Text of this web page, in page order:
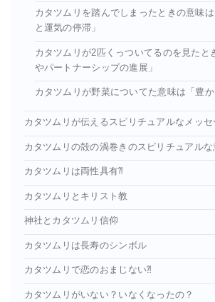
カタツムリを踏んでしまったときの意味
と運気の停滞」
カタツムリが2匹くっついてるのを見たと
やパートナーシップの進展」
カタツムリが野菜についてた意味は「豊か
カタツムリが伝えるスピリチュアルなメッセ
カタツムリの殻の渦巻きのスピリチュアルな
カタツムリは両性具有⁈
カタツムリとキリスト教
神社とカタツムリ信仰
カタツムリは長寿のシンボル
カタツムリで恋のおまじない⁈
カタツムリがいない？いなくなったの？